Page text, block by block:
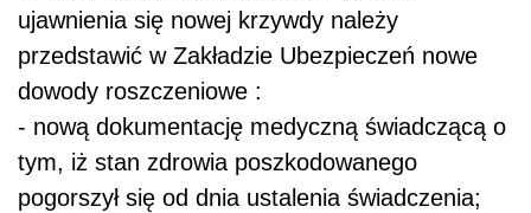
ujawnienia się nowej krzywdy należy
przedstawić w Zakładzie Ubezpieczeń nowe
dowody roszczeniowe :
- nową dokumentację medyczną świadczącą o
tym, iż stan zdrowia poszkodowanego
pogorszył się od dnia ustalenia świadczenia;